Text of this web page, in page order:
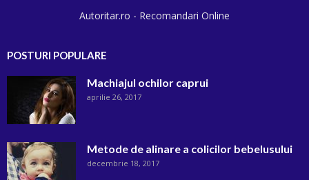
Autoritar.ro - Recomandari Online
POSTURI POPULARE
Machiajul ochilor caprui
aprilie 26, 2017
Metode de alinare a colicilor bebelusului
decembrie 18, 2017